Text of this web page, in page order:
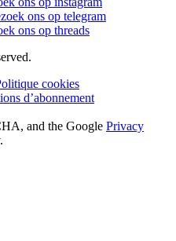
ons op telegram
ons op threads
cookies
d’abonnement
and the Google Privacy